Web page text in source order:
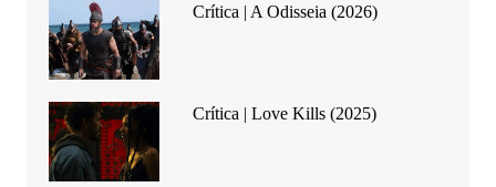
Crítica | A Odisseia (2026)
Crítica | Love Kills (2025)